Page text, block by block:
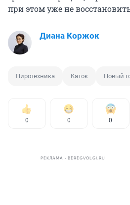
при этом уже не
Диана Коржок
Пиротехника Каток Новый
0 0 0
РЕКЛАМА • BEREGVOLGI.RU